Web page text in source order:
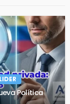
Política